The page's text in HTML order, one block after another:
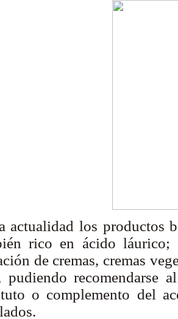
actualidad los productos
rico en ácido láurico;
de cremas, cremas
pudiendo recomendarse
o complemento del